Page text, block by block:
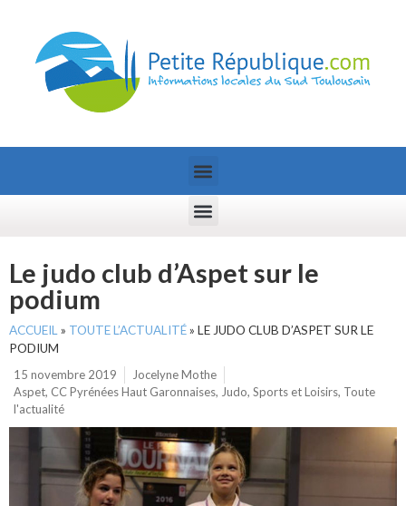
Le judo club d’Aspet sur le
podium
ACCUEIL » TOUTE L’ACTUALITÉ» LE JUDO CLUB D’ASPET SUR LE
PODIUM
15 novembre 2019
Jocelyne Mothe
Aspet, CC Pyrénées Haut Garonnaises, Judo, Sports et Loisirs, Toute
l'actualité